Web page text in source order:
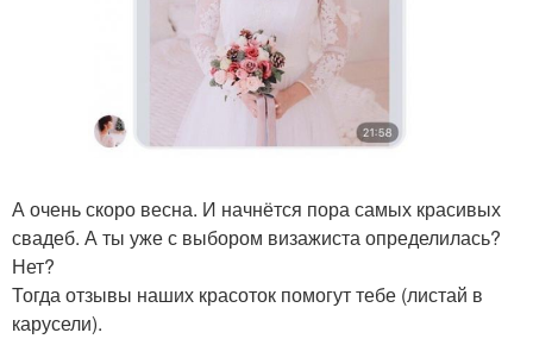
А очень скоро весна. И начнётся пора самых красивых
свадеб. А ты уже с выбором визажиста определилась?
Нет?
Тогда отзывы наших красоток помогут тебе (листай в
карусели).